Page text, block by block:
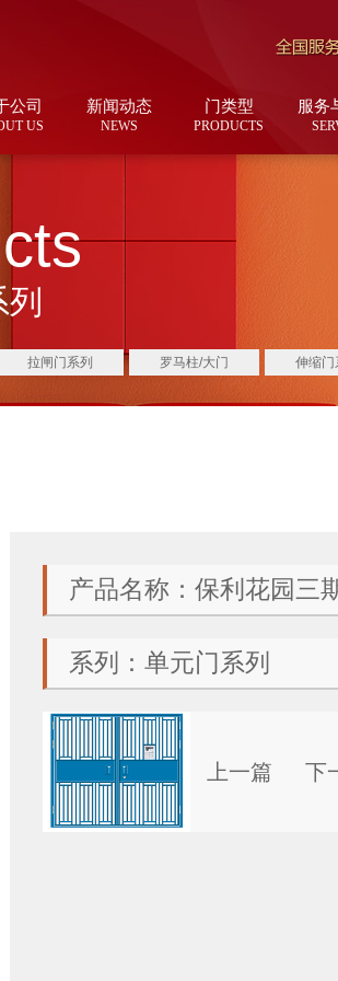
公司
US
新闻动态
NEWS
门类型
PRODUCTS
服务
拉闸门系列 罗马柱/大门 伸缩门
产品名称：保利花园三
系列：单元门系列
上一篇 下